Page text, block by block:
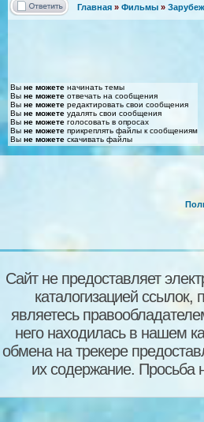
Главная » Фильмы »
Вы не можете начинать темы
Вы не можете отвечать на сообщения
Вы не можете редактировать свои сообщения
Вы не можете удалять свои сообщения
Вы не можете голосовать в опросах
Вы не можете прикреплять файлы к сообщениям
Вы не можете скачивать файлы
Сайт не предоставляет
каталогизацией
являетесь
него находилась в нашем
обмена на трекере
их содержание.